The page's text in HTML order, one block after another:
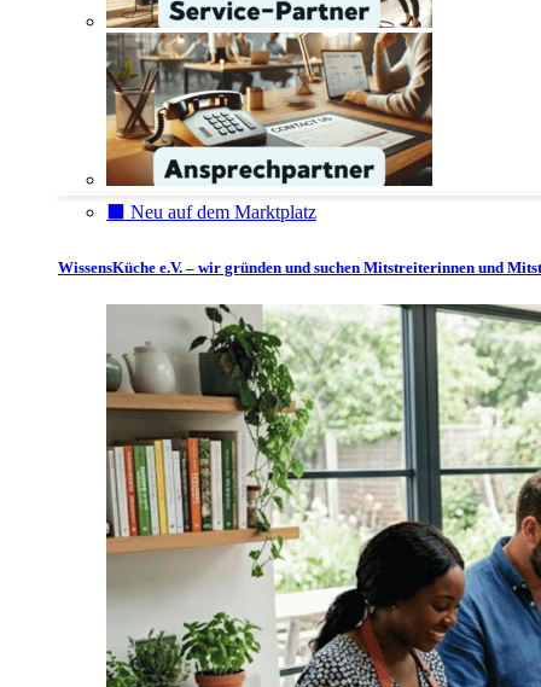
⬛️ Neu auf dem Marktplatz
WissensKüche e.V. – wir gründen und suchen Mitstreiterinnen und